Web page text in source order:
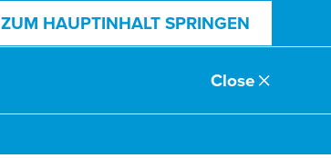
ZUM HAUPTINHALT SPRINGEN
Close